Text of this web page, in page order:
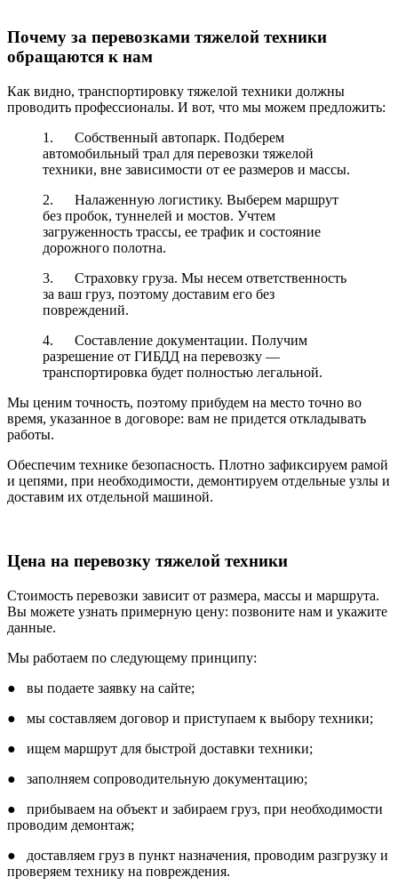
Почему за перевозками тяжелой техники
обращаются к нам
Как видно, транспортировку тяжелой техники должны
проводить профессионалы. И вот, что мы можем предложить:
1. Собственный автопарк. Подберем
автомобильный трал для перевозки тяжелой
техники, вне зависимости от ее размеров и массы.
2. Налаженную логистику. Выберем маршрут
без пробок, туннелей и мостов. Учтем
загруженность трассы, ее трафик и состояние
дорожного полотна.
3. Страховку груза. Мы несем ответственность
за ваш груз, поэтому доставим его без
повреждений.
4. Составление документации. Получим
разрешение от ГИБДД на перевозку —
транспортировка будет полностью легальной.
Мы ценим точность, поэтому прибудем на место точно во
время, указанное в договоре: вам не придется откладывать
работы.
Обеспечим технике безопасность. Плотно зафиксируем рамой
и цепями, при необходимости, демонтируем отдельные узлы и
доставим их отдельной машиной.
Цена на перевозку тяжелой техники
Стоимость перевозки зависит от размера, массы и маршрута.
Вы можете узнать примерную цену: позвоните нам и укажите
данные.
Мы работаем по следующему принципу:
● вы подаете заявку на сайте;
● мы составляем договор и приступаем к выбору техники;
● ищем маршрут для быстрой доставки техники;
● заполняем сопроводительную документацию;
● прибываем на объект и забираем груз, при необходимости
проводим демонтаж;
● доставляем груз в пункт назначения, проводим разгрузку и
проверяем технику на повреждения.